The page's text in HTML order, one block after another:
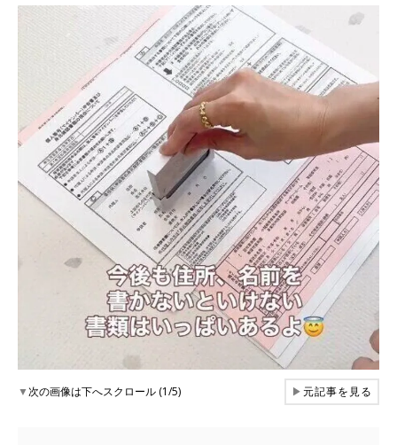
▼次の画像は下へスクロール (1/5) ▶元記事を見る